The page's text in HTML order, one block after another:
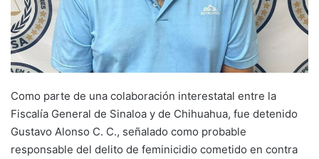
Como parte de una colaboración interestatal entre la
Fiscalía General de Sinaloa y de Chihuahua, fue detenido
Gustavo Alonso C. C., señalado como probable
responsable del delito de feminicidio cometido en contra